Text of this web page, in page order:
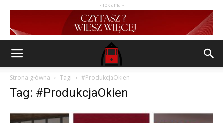
- reklama -
Strona główna Tagi #ProdukcjaOkien
Tag: #ProdukcjaOkien